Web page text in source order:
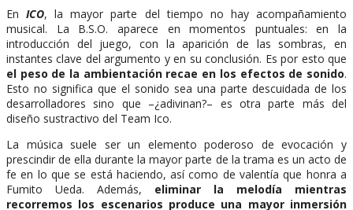
EnICO, la mayor parte del tiempo no hay acompañamiento
musical. La B.S.O. aparece en momentos puntuales: en la
introducción del juego, con la aparición de las sombras, en
instantes clave del argumento y en su conclusión. Es por esto que
el peso de la ambientación recae en los efectos de sonido.
Esto no significa que el sonido sea una parte descuidada de los
desarrolladores sino que –¿adivinan?– es otra parte más del
diseño sustractivo del Team Ico.
La música suele ser un elemento poderoso de evocación y
prescindir de ella durante la mayor parte de la trama es un acto de
fe en lo que se está haciendo, así como de valentía que honra a
Fumito Ueda. Además, eliminar la melodía mientras
recorremos los escenarios produce una mayor inmersión